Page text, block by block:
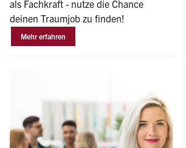
als Fachkraft - nutze die Chance
deinen Traumjob zu finden!
Mehr erfahren